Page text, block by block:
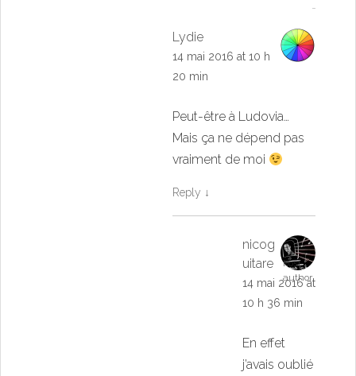
Lydie
14 mai 2016 at 10 h
20 min
Peut-être à Ludovia…
Mais ça ne dépend pas
vraiment de moi
Reply ↓
nicog
uitare
Post
author
14 mai 2016 at
10 h 36 min
En effet
j’avais oublié